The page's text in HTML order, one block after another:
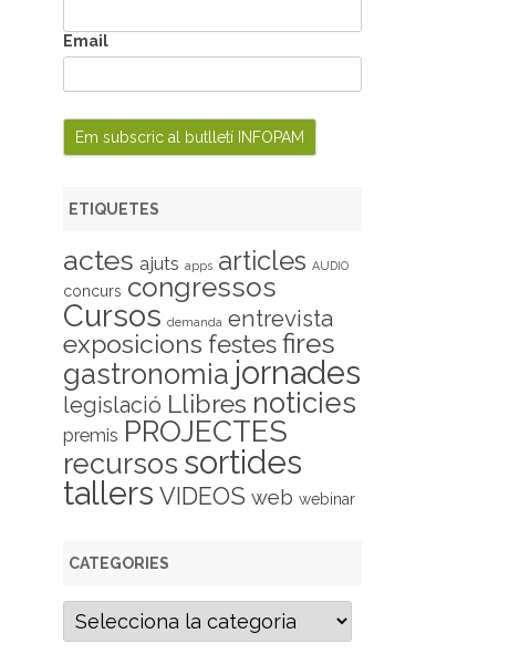
Email
ETIQUETES
actes ajuts apps articles AUDIO
concurs congressos
Cursos demanda entrevista
exposicions festes fires
gastronomia jornades
legislació Llibres noticies
premis PROJECTES
recursos sortides
tallers VIDEOS web webinar
CATEGORIES
C